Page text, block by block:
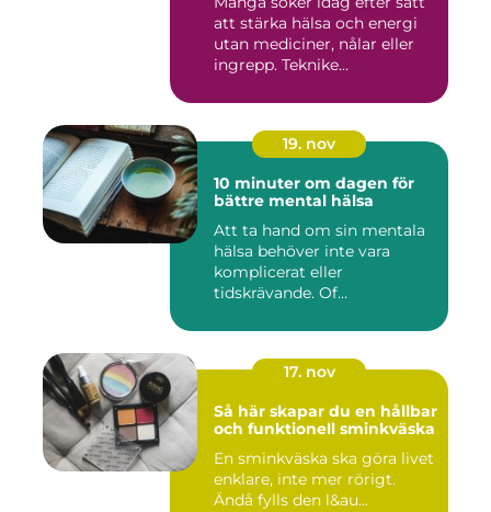
att stärka hälsa och energi
utan mediciner, nålar eller
ingrepp. Teknike...
19. nov
10 minuter om dagen för
bättre mental hälsa
Att ta hand om sin mentala
hälsa behöver inte vara
komplicerat eller
tidskrävande. Of...
17. nov
Så här skapar du en hållbar
och funktionell sminkväska
En sminkväska ska göra livet
enklare, inte mer rörigt.
Ändå fylls den l&au...